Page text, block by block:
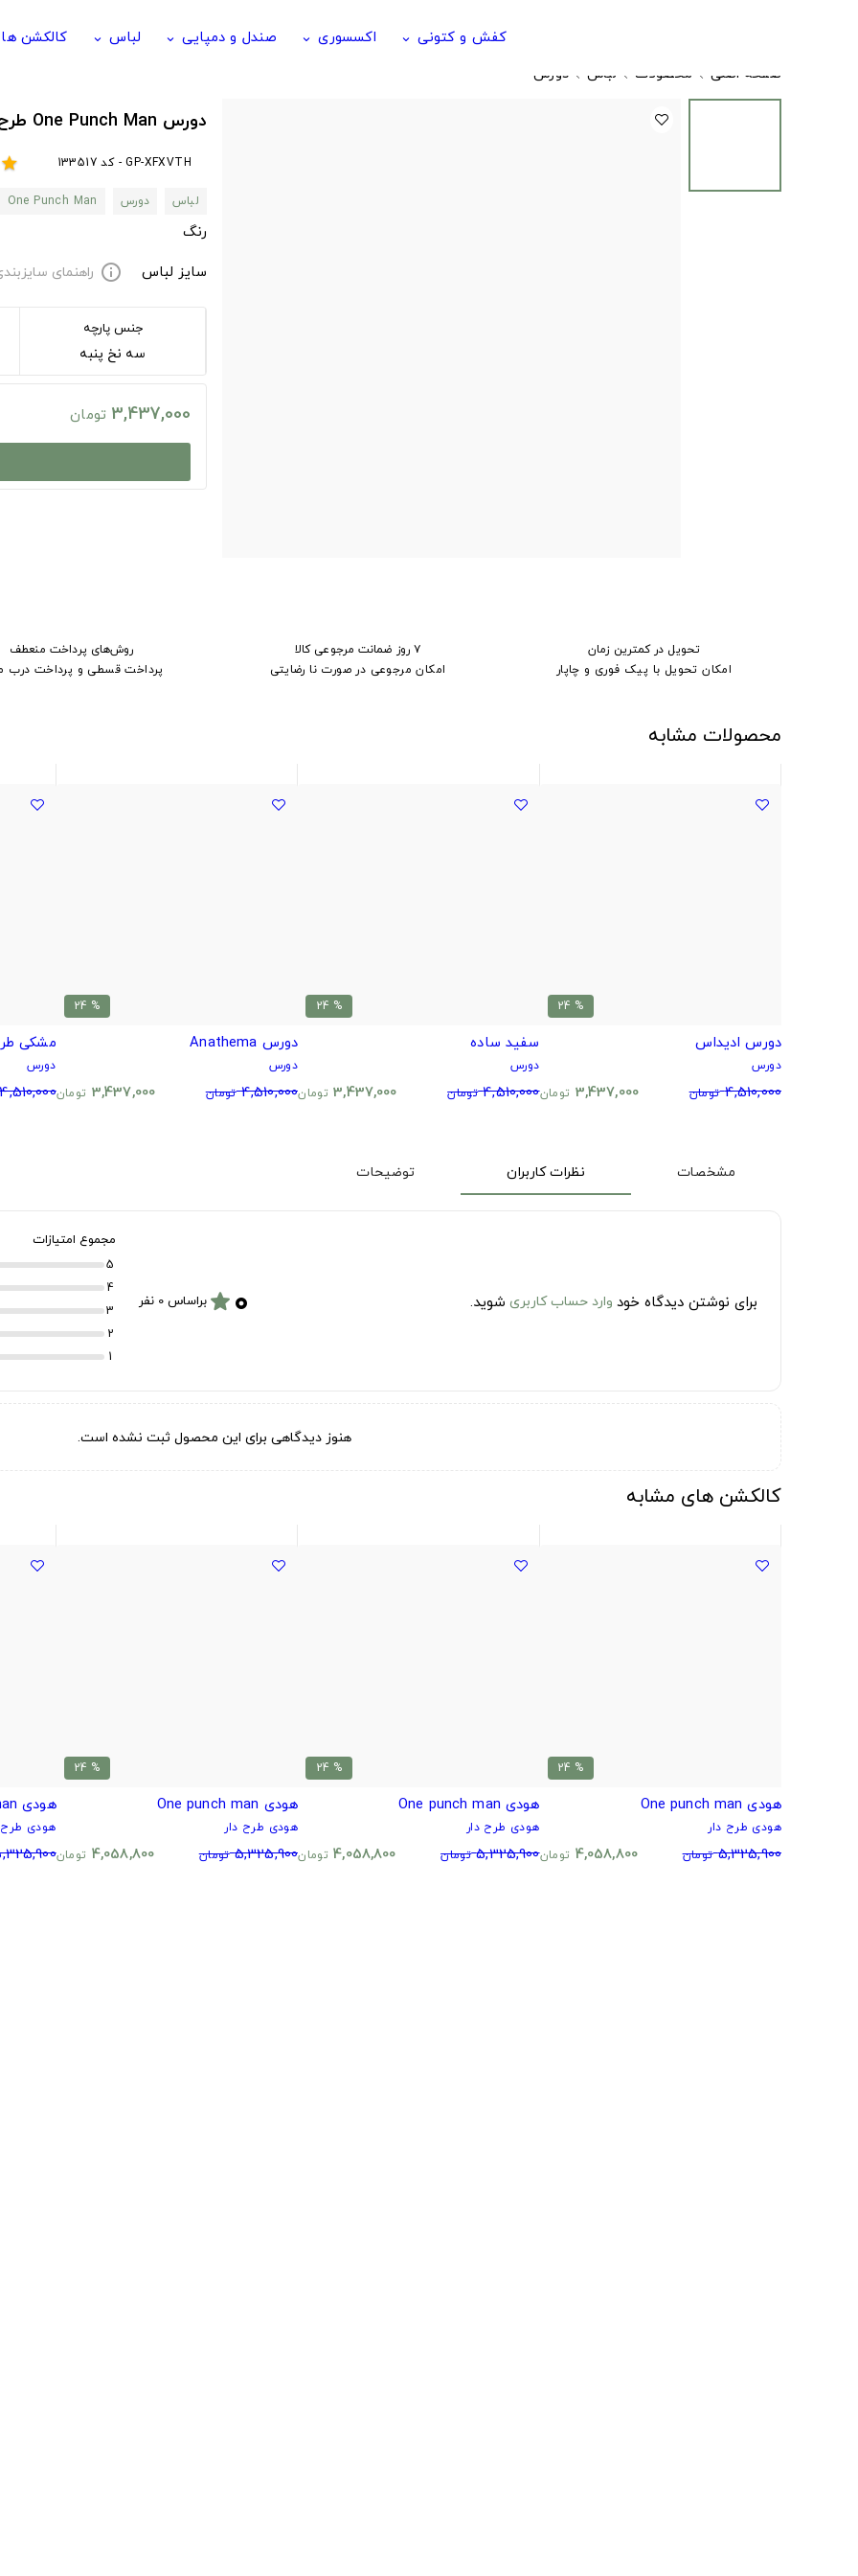
کفش و کتونی keyboard_arrow_down اکسسوری keyboard_arrow_down صندل و دمپایی keyboard_arrow_down لباس keyboard_arrow_down کالکشن ها
صفحه اصلی محصولات لباس دورس
دورس One Punch Man طرح Saitama
GP-XFXVTH - کد 133517 star
لباس
دورس One Punch Man
رنگ
سایز لباس
info راهنمای
جنس پارچه
سه نخ پنبه
3,437,000 تومان
تحویل در کمترین زمان
امکان تحویل با پیک فوری و چاپار
۷ روز ضمانت مرجوعی کالا
امکان مرجوعی در صورت نا رضایتی
روش‌های پرداخت منعطف
پرداخت قسطی و پرداخت درب
محصولات مشابه
% 24
دورس ادیداس
دورس
4,510,000 تومان 3,437,000 تومان
% 24
سفید ساده
دورس
4,510,000 تومان 3,437,000 تومان
% 24
دورس Anathema
دورس
4,510,000 تومان 3,437,000 تومان
مشکی
دورس
4,510,000
مشخصات نظرات کاربران توضیحات
برای نوشتن دیدگاه خود وارد حساب کاربری شوید. ۰ starبراساس 0 نفر
مجموع امتیازات
5
4
3
2
1
هنوز دیدگاهی برای این محصول ثبت نشده است.
کالکشن های مشابه
% 24
هودی One punch man
هودی طرح دار
5,325,900 تومان 4,058,800 تومان
% 24
هودی One punch man
هودی طرح دار
5,325,900 تومان 4,058,800 تومان
% 24
هودی One punch man
هودی طرح دار
5,325,900 تومان 4,058,800 تومان
هودی One punch man
هودی طرح